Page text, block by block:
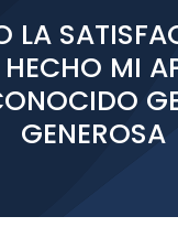
LA
MI
GENEROSA